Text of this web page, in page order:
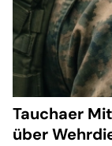
Tauchaer
über